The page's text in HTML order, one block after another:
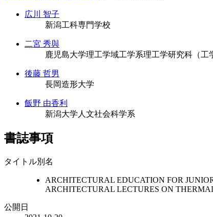
広川 智子
新潟工科専門学校
二宮 秀與
鹿児島大学理工学域工学系理工学研究科（工
後藤 哲男
長岡造形大学
飯野 由香利
新潟大学人文社会科学系
書誌事項
タイトル別名
ARCHITECTURAL EDUCATION FOR
ARCHITECTURAL LECTURES ON
公開日